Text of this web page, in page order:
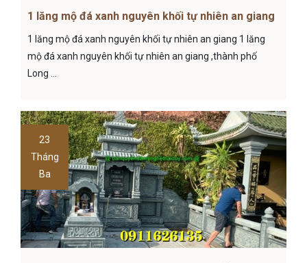
1 lăng mộ đá xanh nguyên khối tự nhiên an giang
1 lăng mộ đá xanh nguyên khối tự nhiên an giang 1 lăng
mộ đá xanh nguyên khối tự nhiên an giang ,thành phố
Long ...
23
Tháng
Ba